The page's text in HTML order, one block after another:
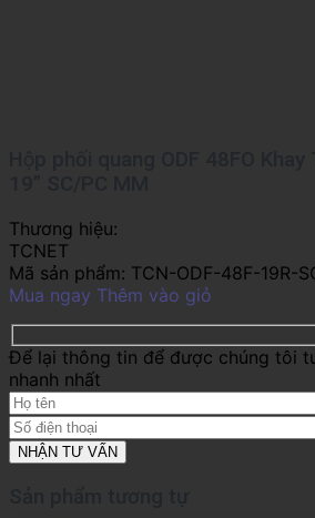
Thương hiệu:
TCNET
Mã sản phẩm: TCN-ODF-48F-19R-
Mua ngay Thêm vào giỏ
Để lại thông tin để được chúng tôi
nhanh nhất